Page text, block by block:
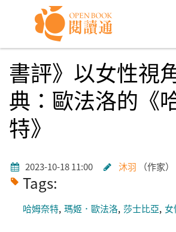
Skip to navigation
移至主內容
書評》以女性視
典：歐法洛的《
特》
2023-10-18 11:00 沐羽 作家
Tags:
哈姆奈特 瑪姬．歐法洛 莎士比亞 女